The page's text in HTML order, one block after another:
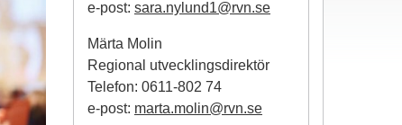
e-post: sara.nylund1@rvn.se
Märta Molin
Regional utvecklingsdirektör
Telefon: 0611-802 74
e-post: marta.molin@rvn.se